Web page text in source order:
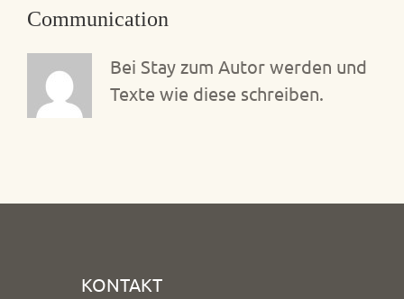
Communication
Bei Stay zum Autor werden und
Texte wie diese schreiben.
KONTAKT